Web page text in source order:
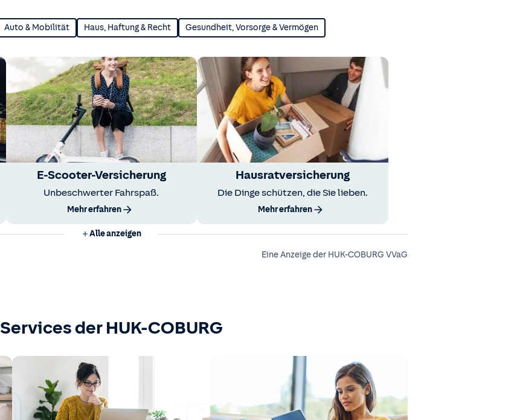
Auto & Mobilität Haus, Haftung & Recht Gesundheit, Vorsorge & Vermögen
E-Scooter-Versicherung
Unbeschwerter Fahrspaß.
Mehr erfahren
Hausratversicherung
Die Dinge schützen, die Sie lieben.
Mehr erfahren
Alle anzeigen
Eine Anzeige der HUK-COBURG VVaG
Services der HUK-COBURG